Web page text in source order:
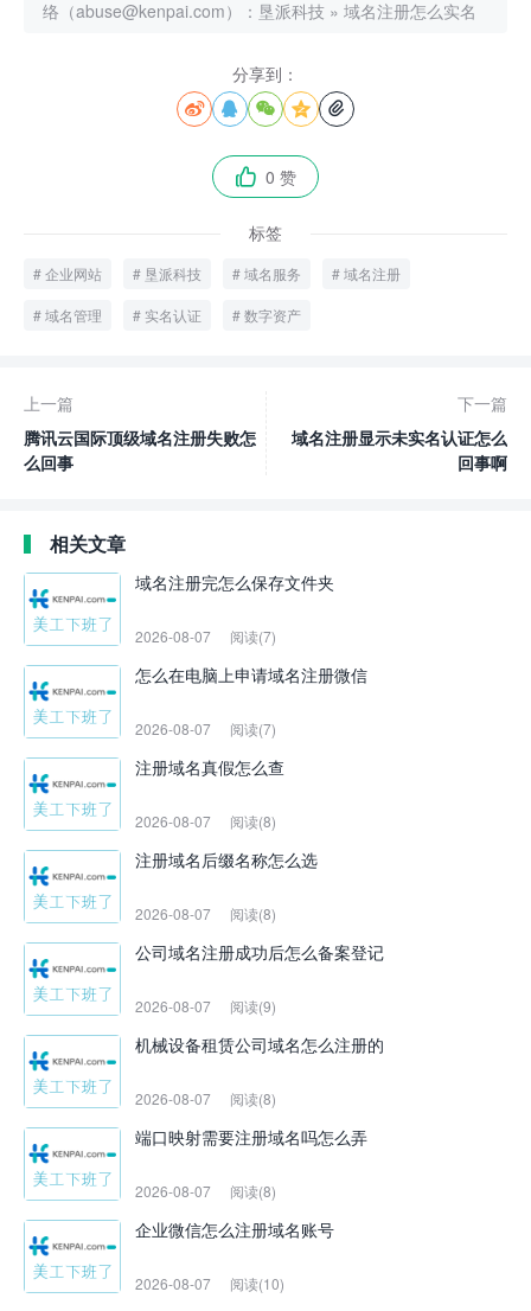
络（abuse@kenpai.com）： 垦派科技 » 域名注册怎么实名
分享到：
    
 0 赞
标签
企业网站 垦派科技 域名服务 域名注册
域名管理 实名认证 数字资产
上一篇
腾讯云国际顶级域名注册失败怎
么回事
下一篇
域名注册显示未实名认证怎么
回事啊
相关文章
域名注册完怎么保存文件夹
2026-08-07 阅读(7)
怎么在电脑上申请域名注册微信
2026-08-07 阅读(7)
注册域名真假怎么查
2026-08-07 阅读(8)
注册域名后缀名称怎么选
2026-08-07 阅读(8)
公司域名注册成功后怎么备案登记
2026-08-07 阅读(9)
机械设备租赁公司域名怎么注册的
2026-08-07 阅读(8)
端口映射需要注册域名吗怎么弄
2026-08-07 阅读(8)
企业微信怎么注册域名账号
2026-08-07 阅读(10)